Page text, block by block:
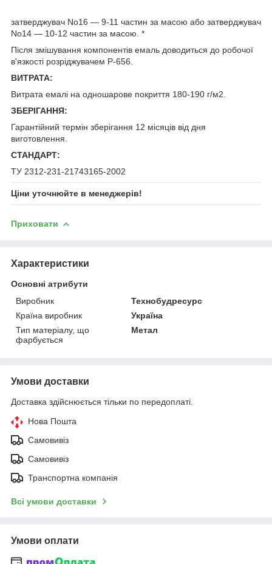
затверджувач No16 — 9-11 частин за масою або затверджувач
No14 — 10-12 частин за масою. *
Після змішування компонентів емаль доводиться до робочої
в'язкості розріджувачем Р-656.
ВИТРАТА:
Витрата емалі на одношарове покриття 180-190 г/м2.
ЗБЕРІГАННЯ:
Гарантійний термін зберігання 12 місяців від дня
виготовлення.
СТАНДАРТ:
ТУ 2312-231-21743165-2002
Ціни уточнюйте в менеджерів!
Приховати
Характеристики
Основні атрибути
Виробник
Технобудресурс
Країна виробник
Україна
Тип матеріалу, що
фарбується
Метал
Умови доставки
Доставка здійснюється тільки по передоплаті.
Нова Пошта
Самовивіз
Самовивіз
Транспортна компанія
Всі умови доставки
Умови оплати